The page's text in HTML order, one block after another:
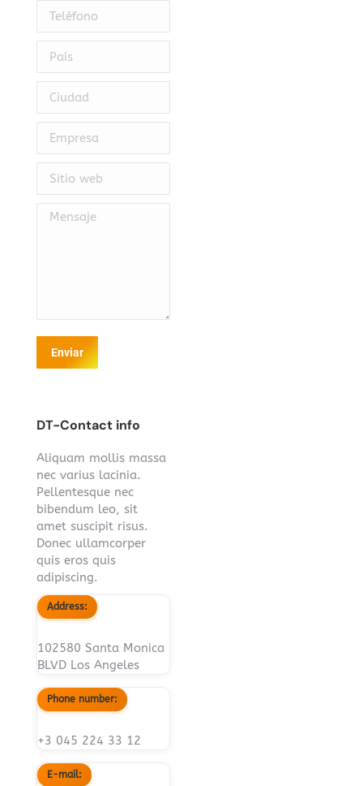
Teléfono
País
Ciudad
Empresa
Sitio web
Mensaje
Enviar
DT-Contact info
Aliquam mollis massa
nec varius lacinia.
Pellentesque nec
bibendum leo, sit
amet suscipit risus.
Donec ullamcorper
quis eros quis
adipiscing.
Address:
102580 Santa Monica
BLVD Los Angeles
Phone number:
+3 045 224 33 12
E-mail: